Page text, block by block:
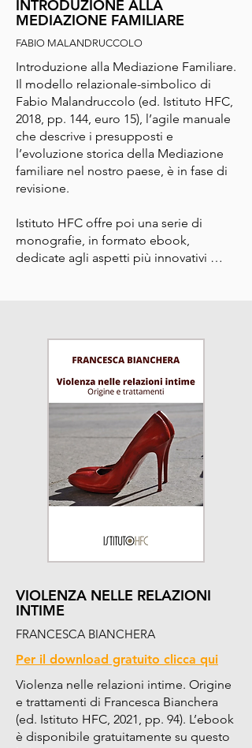
INTRODUZIONE ALLA
MEDIAZIONE FAMILIARE
FABIO MALANDRUCCOLO
Introduzione alla Mediazione Familiare.
Il modello relazionale-simbolico di
Fabio Malandruccolo (ed. Istituto HFC,
2018, pp. 144, euro 15), l’agile manuale
che descrive i presupposti e
l’evoluzione storica della Mediazione
familiare nel nostro paese, è in fase di
revisione.
Istituto HFC offre poi una serie di
monografie, in formato ebook,
dedicate agli aspetti più innovativi
VIOLENZA NELLE RELAZIONI
INTIME
FRANCESCA BIANCHERA
Per il download gratuito clicca qui
Violenza nelle relazioni intime. Origine
e trattamenti di Francesca Bianchera
(ed. Istituto HFC, 2021, pp. 94). L’ebook
è disponibile gratuitamente su questo